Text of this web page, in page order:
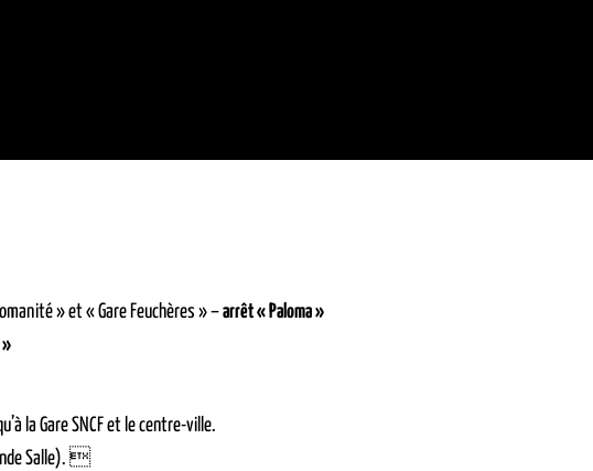
» et « Gare Feuchères » –arrêt « Paloma »
»
la Gare SNCF et le centre-ville.
Salle). 